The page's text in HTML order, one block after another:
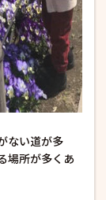
ない道が多
場所が多くあ